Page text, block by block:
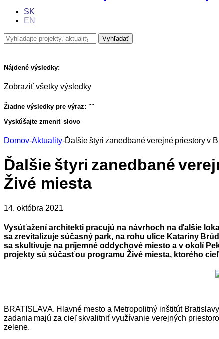
SK
EN
Nájdené výsledky:
Zobraziť všetky výsledky
Žiadne výsledky pre výraz: ""
Vyskúšajte zmeniť slovo
Domov-Aktuality-Ďalšie štyri zanedbané verejné priestory v
Ďalšie štyri zanedbané
Živé miesta
14. októbra 2021
Vysúťažení architekti pracujú na návrhoch na ďalšie
sa zrevitalizuje súčasný park, na rohu ulice Kataríny
sa skultivuje na príjemné oddychové miesto a v okolí
projekty sú súčasťou programu Živé miesta, ktorého
BRATISLAVA. Hlavné mesto a Metropolitný inštitút
zadania majú za cieľ skvalitniť využívanie verejných
zelene.